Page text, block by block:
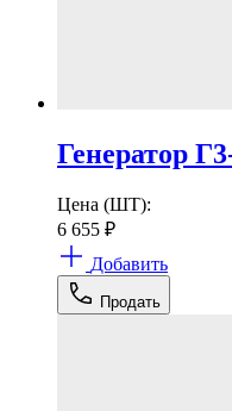
Генератор
Цена (ШТ):
6 655 ₽
Добавить
Продать